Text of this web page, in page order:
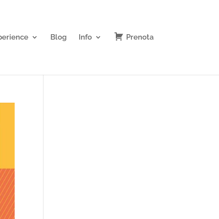
Blog Info Prenota